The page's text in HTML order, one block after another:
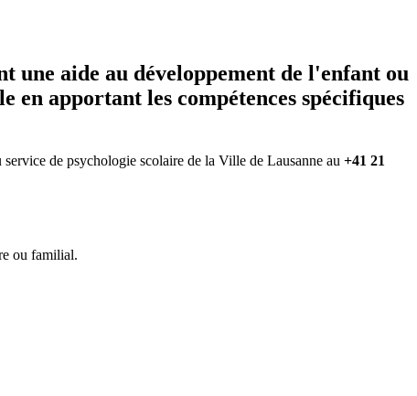
une aide au développement de l'enfant ou
en apportant les compétences spécifiques
de psychologie scolaire de la Ville de Lausanne au +41 21
ou familial.